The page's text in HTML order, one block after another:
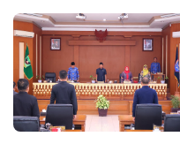
Ekonomi Rakyat